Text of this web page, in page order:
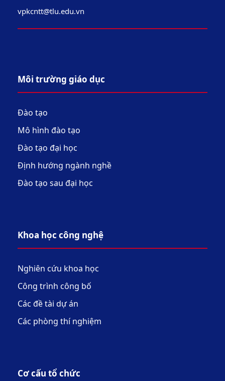
vpkcntt@tlu.edu.vn
Môi trường giáo dục
Đào tạo
Mô hình đào tạo
Đào tạo đại học
Định hướng ngành nghề
Đào tạo sau đại học
Khoa học công nghệ
Nghiên cứu khoa học
Công trình công bố
Các đề tài dự án
Các phòng thí nghiệm
Cơ cấu tổ chức